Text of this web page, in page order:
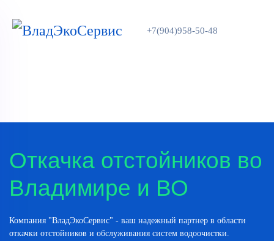
+7(904)958-50-48
Откачка отстойников во
Владимире и ВО
Компания "ВладЭкоСервис" - ваш надежный партнер в области
откачки отстойников и обслуживания систем водоочистки.